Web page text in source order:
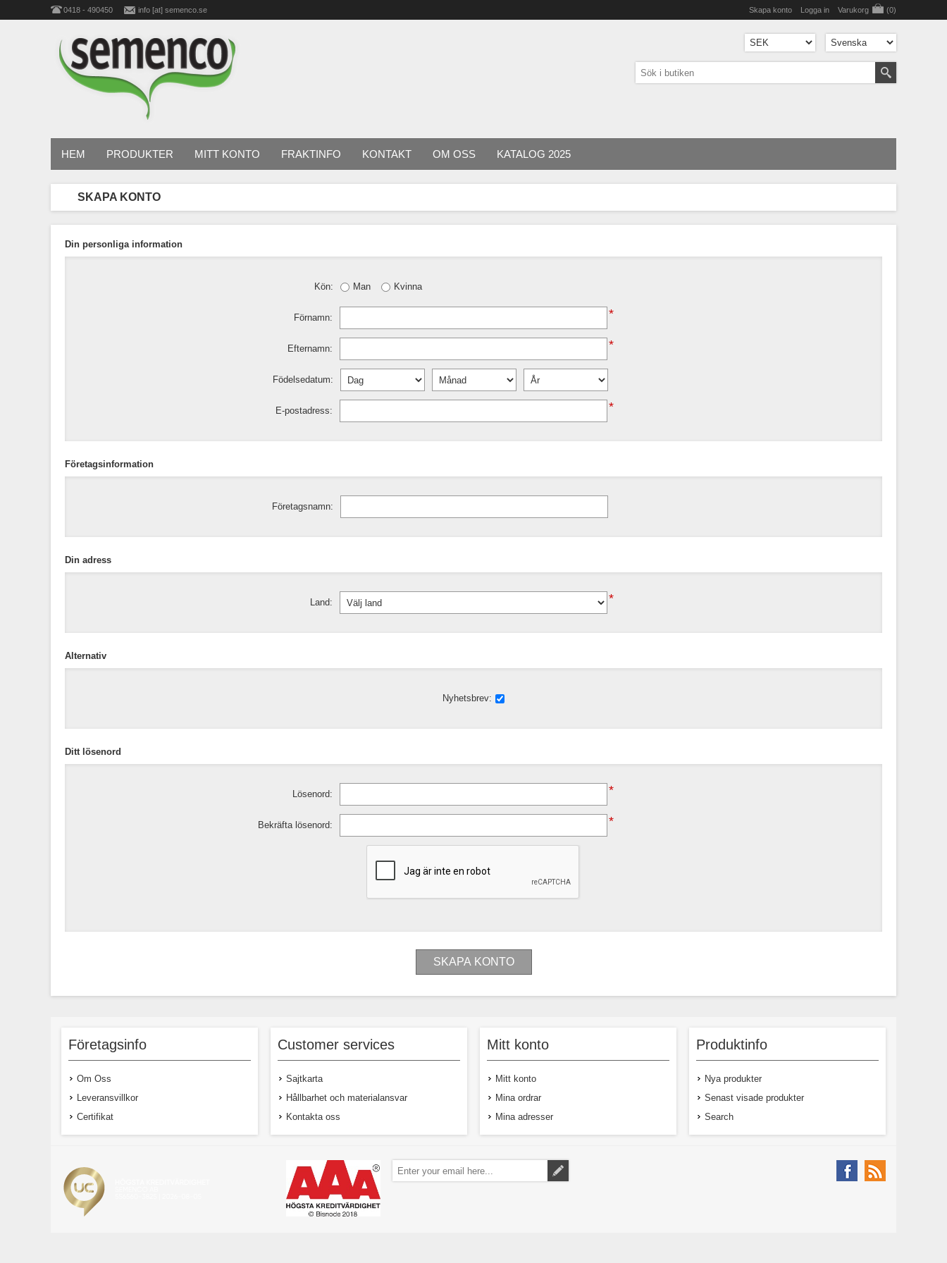
0418 - 490450 info [at] semenco.se Skapa konto Logga in Varukorg (0)
HEM PRODUKTER MITT KONTO FRAKTINFO KONTAKT OM OSS KATALOG 2025
SKAPA KONTO
Din personliga information
Kön: Man Kvinna
Förnamn: *
Efternamn: *
Födelsedatum:
E-postadress: *
Företagsinformation
Företagsnamn:
Din adress
Land: *
Alternativ
Nyhetsbrev:
Ditt lösenord
Lösenord: *
Bekräfta lösenord: *
Företagsinfo
Om Oss
Leveransvillkor
Certifikat
Customer services
Sajtkarta
Hållbarhet och materialansvar
Kontakta oss
Mitt konto
Mitt konto
Mina ordrar
Mina adresser
Produktinfo
Nya produkter
Senast visade produkter
Search